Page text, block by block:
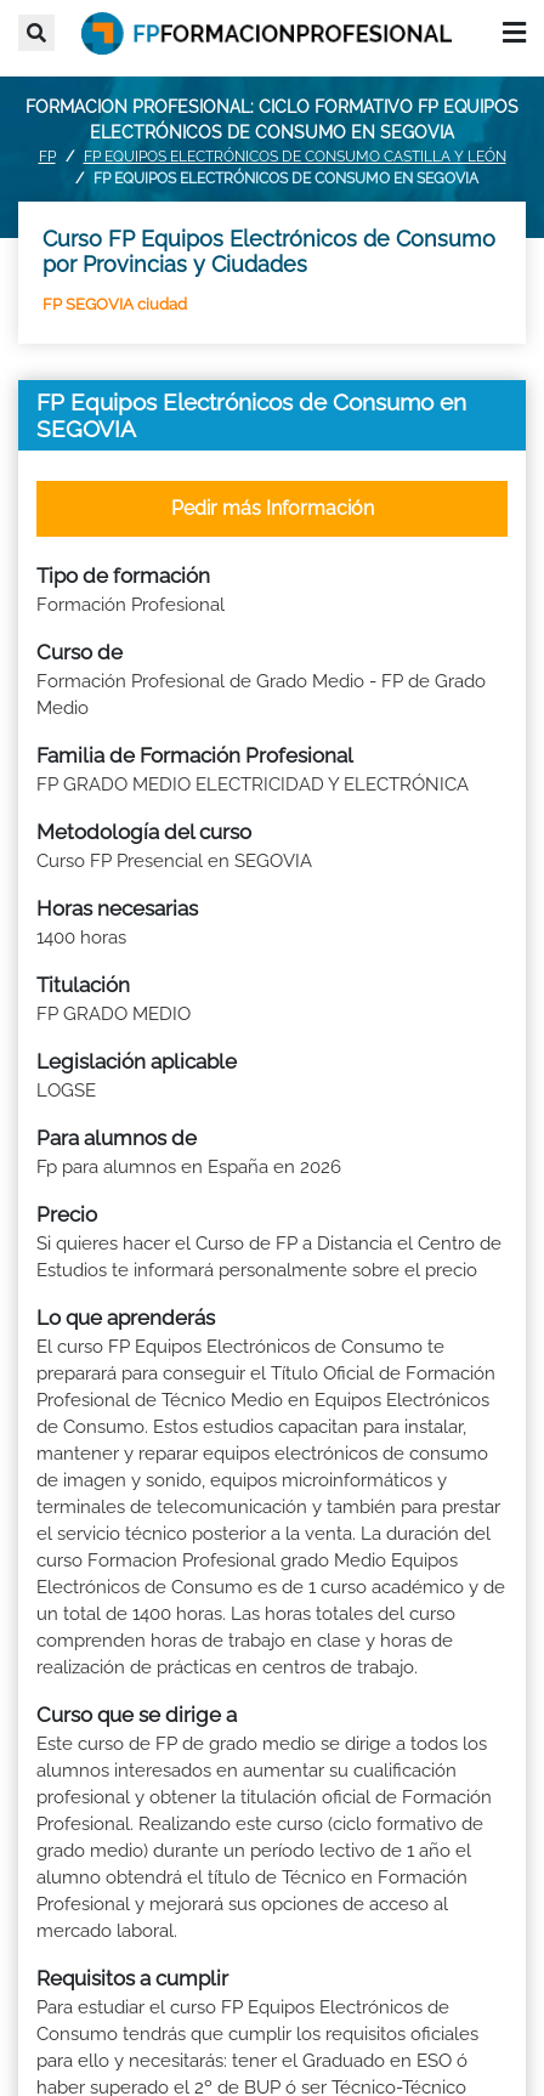
FORMACION PROFESIONAL: CICLO FORMATIVO FP EQUIPOS
ELECTRÓNICOS DE CONSUMO EN SEGOVIA
FP
FP EQUIPOS ELECTRÓNICOS DE CONSUMO CASTILLA Y LEÓN
FP EQUIPOS ELECTRÓNICOS DE CONSUMO EN SEGOVIA
Curso FP Equipos Electrónicos de Consumo
por Provincias y Ciudades
FP SEGOVIA ciudad
FP Equipos Electrónicos de Consumo en
SEGOVIA
Tipo de formación
Formación Profesional
Curso de
Formación Profesional de Grado Medio - FP de Grado
Medio
Familia de Formación Profesional
FP GRADO MEDIO ELECTRICIDAD Y ELECTRÓNICA
Metodología del curso
Curso FP Presencial en SEGOVIA
Horas necesarias
1400 horas
Titulación
FP GRADO MEDIO
Legislación aplicable
LOGSE
Para alumnos de
Fp para alumnos en España en 2026
Precio
Si quieres hacer el Curso de FP a Distancia el Centro de
Estudios te informará personalmente sobre el precio
Pedir más Información
Lo que aprenderás
El curso FP Equipos Electrónicos de Consumo te
preparará para conseguir el Título Oficial de Formación
Profesional de Técnico Medio en Equipos Electrónicos
de Consumo. Estos estudios capacitan para instalar,
mantener y reparar equipos electrónicos de consumo
de imagen y sonido, equipos microinformáticos y
terminales de telecomunicación y también para prestar
el servicio técnico posterior a la venta. La duración del
curso Formacion Profesional grado Medio Equipos
Electrónicos de Consumo es de 1 curso académico y de
un total de 1400 horas. Las horas totales del curso
comprenden horas de trabajo en clase y horas de
realización de prácticas en centros de trabajo.
Curso que se dirige a
Este curso de FP de grado medio se dirige a todos los
alumnos interesados en aumentar su cualificación
profesional y obtener la titulación oficial de Formación
Profesional. Realizando este curso (ciclo formativo de
grado medio) durante un período lectivo de 1 año el
alumno obtendrá el título de Técnico en Formación
Profesional y mejorará sus opciones de acceso al
mercado laboral.
Requisitos a cumplir
Para estudiar el curso FP Equipos Electrónicos de
Consumo tendrás que cumplir los requisitos oficiales
para ello y necesitarás: tener el Graduado en ESO ó
haber superado el 2º de BUP ó ser Técnico-Técnico